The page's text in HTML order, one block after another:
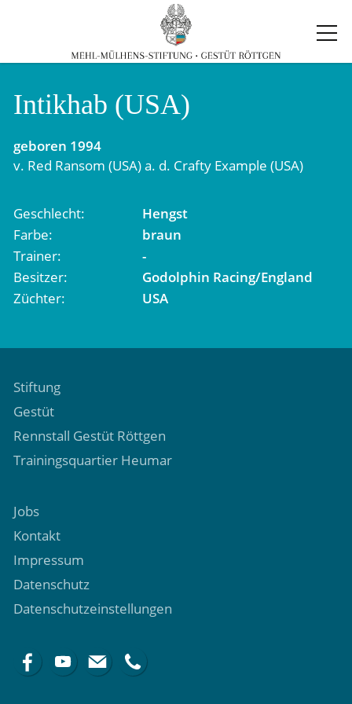
Intikhab (USA)
geboren 1994
v. Red Ransom (USA)a. d. Crafty Example (USA)
Geschlecht
Hengst
Farbe
braun
Trainer
-
Besitzer
Godolphin Racing/England
Züchter
USA
Stiftung
Gestüt
Rennstall Gestüt Röttgen
Trainingsquartier Heumar
Jobs
Kontakt
Impressum
Datenschutz
Datenschutzeinstellungen